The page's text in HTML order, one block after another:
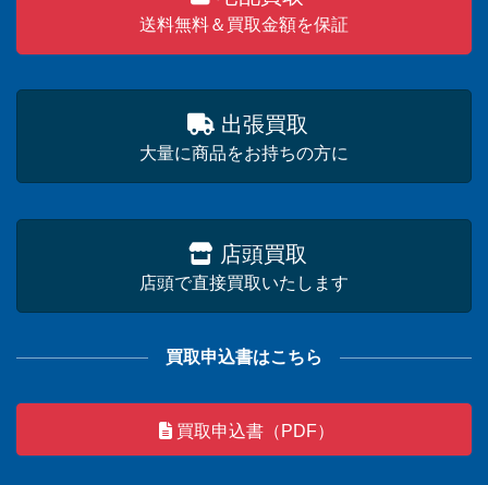
送料無料＆買取金額を保証
出張買取
大量に商品をお持ちの方に
店頭買取
店頭で直接買取いたします
買取申込書はこちら
買取申込書（PDF）